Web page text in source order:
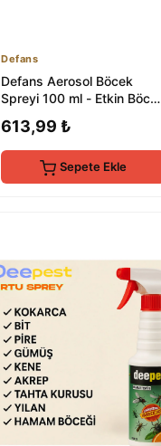
Defans
Defans Aerosol Böcek
Spreyi 100 ml - Etkin Böcek
Kontrolü İçin
613,99 ₺
Sepete Ekle